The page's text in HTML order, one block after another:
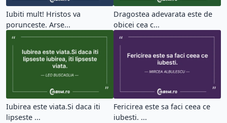
Iubiti mult! Hristos va
porunceste. Arse...
Dragostea adevarata este de
obicei cea c...
Iubirea este viata.Si daca iti
lipseste ...
Fericirea este sa faci ceea ce
iubesti. ...